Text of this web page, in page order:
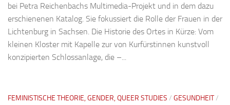
bei Petra Reichenbachs Multimedia-Projekt und in dem dazu
erschienenen Katalog. Sie fokussiert die Rolle der Frauen in der
Lichtenburg in Sachsen. Die Historie des Ortes in Kürze: Vom
kleinen Kloster mit Kapelle zur von Kurfürstinnen kunstvoll
konzipierten Schlossanlage, die –...
FEMINISTISCHE THEORIE, GENDER, QUEER STUDIES / GESUNDHEIT/